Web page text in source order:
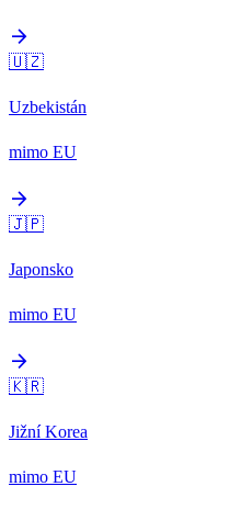
arrow_forward
🇺🇿
Uzbekistán
mimo EU
arrow_forward
🇯🇵
Japonsko
mimo EU
arrow_forward
🇰🇷
Jižní Korea
mimo EU